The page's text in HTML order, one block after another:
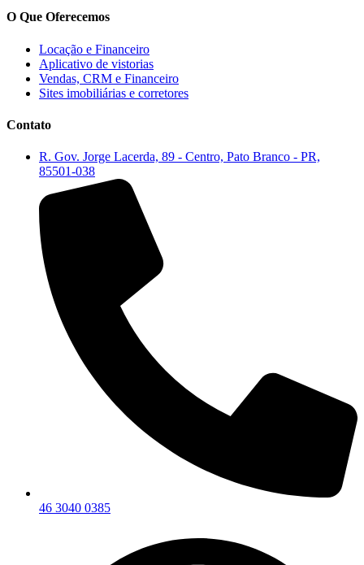
O Que Oferecemos
Locação e Financeiro
Aplicativo de vistorias
Vendas, CRM e Financeiro
Sites imobiliárias e corretores
Contato
R. Gov. Jorge Lacerda, 89 - Centro, Pato Branco - PR,
85501-038
46 3040 0385